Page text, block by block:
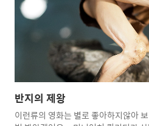
반지의 제왕
이런류의 영화는 별로 좋아하지않아